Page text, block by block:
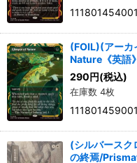
111801454001
(FOIL)(アー
Nature《英語
290円(税込)
在庫数 4枚
111801459001
(シルバースク
の終焉/